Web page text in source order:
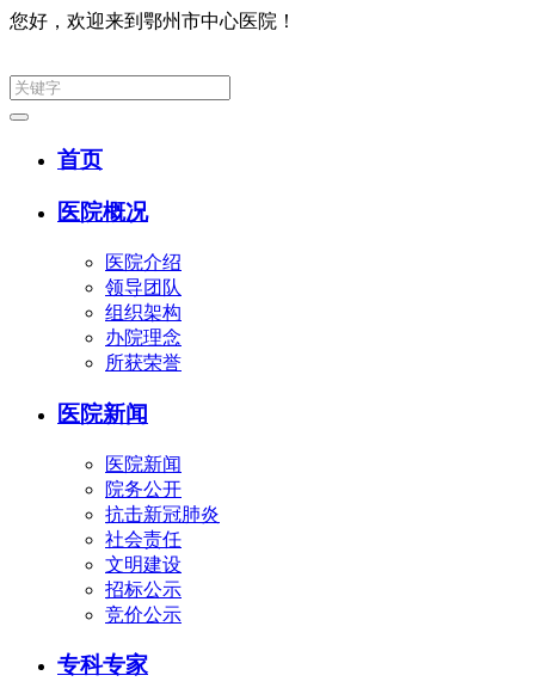
您好，欢迎来到鄂州市中心医院！
首页
医院概况
医院介绍
领导团队
组织架构
办院理念
所获荣誉
医院新闻
医院新闻
院务公开
抗击新冠肺炎
社会责任
文明建设
招标公示
竞价公示
专科专家